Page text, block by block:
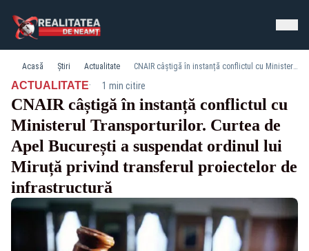
Acasă Știri Actualitate CNAIR câștigă în instanță conflictul cu Ministerul Transporturilor. Curtea de Apel București a suspendat ordinul lui Miruță privind transferul proiectelor de infrastructură
ACTUALITATE· 1 min citire
CNAIR câștigă în instanță conflictul cu
Ministerul Transporturilor. Curtea de
Apel București a suspendat ordinul lui
Miruță privind transferul proiectelor de
infrastructură